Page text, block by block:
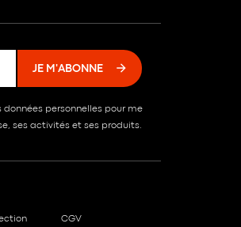
JE M'ABONNE
données personnelles pour me
ses activités et ses produits.
CGV